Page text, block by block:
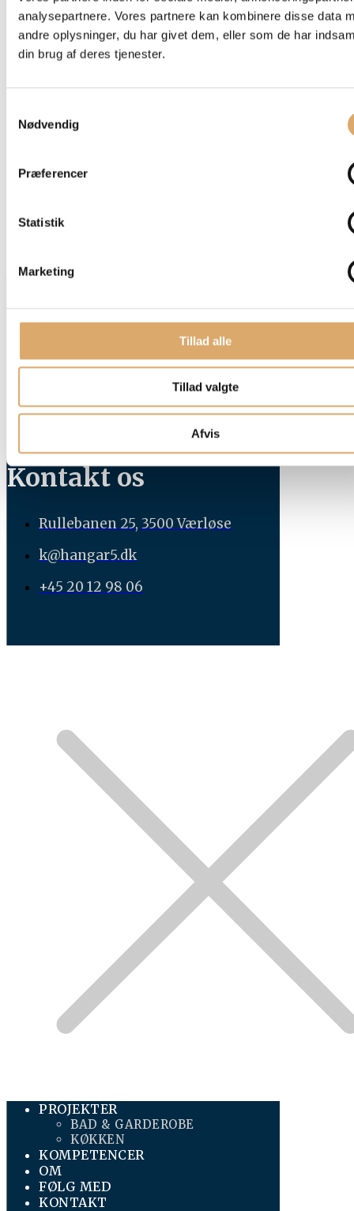
analysepartnere. Vores partnere kan kombinere disse data
andre oplysninger, du har givet dem, eller som de har
din brug af deres tjenester.
Nødvendig
Præferencer
Statistik
Marketing
Tillad alle
Tillad valgte
Afvis
FØLG MED
Kontakt os
Rullebanen 25, 3500 Værløse
k@hangar5.dk
+45 20 12 98 06
PROJEKTER
BAD & GARDEROBE
KØKKEN
KOMPETENCER
OM
FØLG MED
KONTAKT